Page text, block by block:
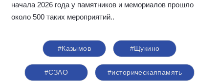
начала 2026 года у памятников и мемориалов прошло
около 500 таких мероприятий..
#Казымов #Щукино
#СЗАО #историческаяпамять